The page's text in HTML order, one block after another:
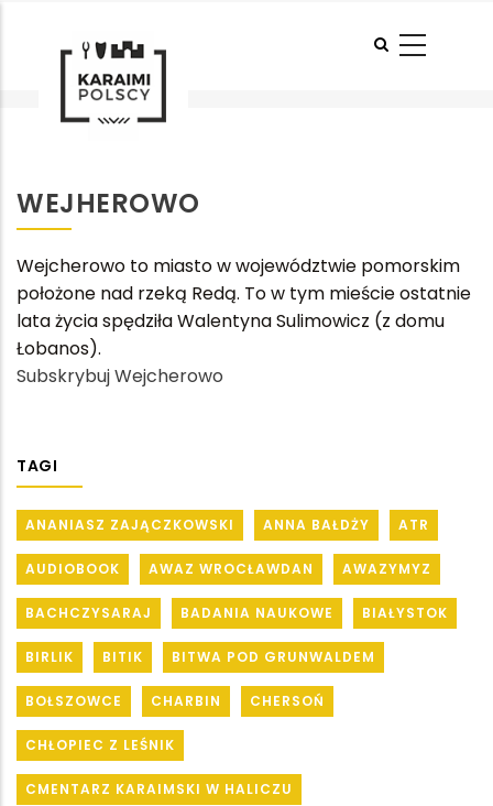
Wejcherowo
Ścieżka
nawigacyjna
Strona Główna - Wejcherowo
WEJHEROWO
Wejcherowo to miasto w województwie pomorskim
położone nad rzeką Redą. To w tym mieście ostatnie
lata życia spędziła Walentyna Sulimowicz (z domu
Łobanos).
Subskrybuj Wejcherowo
TAGI
ANANIASZ ZAJĄCZKOWSKI ANNA BAŁDŻY ATR
AUDIOBOOK AWAZ WROCŁAWDAN AWAZYMYZ
BACHCZYSARAJ BADANIA NAUKOWE BIAŁYSTOK
BIRLIK BITIK BITWA POD GRUNWALDEM
BOŁSZOWCE CHARBIN CHERSOŃ
CHŁOPIEC Z LEŚNIK
CMENTARZ KARAIMSKI W HALICZU